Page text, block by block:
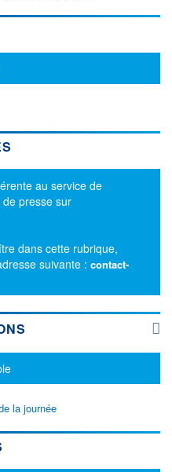
au service de
presse sur
dans cette rubrique,
suivante : contact-
la journée